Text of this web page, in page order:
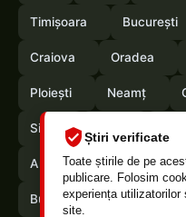
Știri verificate
Toate știrile de pe
publicare. Folosim
experiența
site.
Timișoara București
Craiova Oradea
Ploiești Neamț
Sibiu
Arges Maramures
Buzau Braila